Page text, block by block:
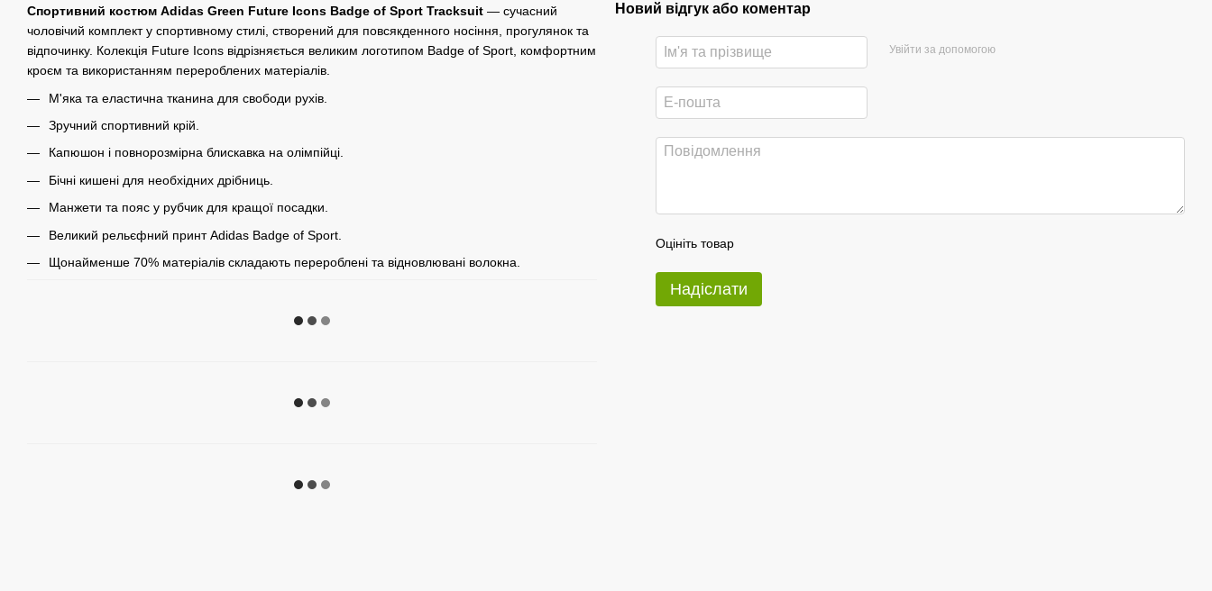
Спортивний костюм Adidas Green Future Icons Badge of Sport Tracksuit — сучасний
чоловічий комплект у спортивному стилі, створений для повсякденного носіння, прогулянок та
відпочинку. Колекція Future Icons відрізняється великим логотипом Badge of Sport, комфортним
кроєм та використанням перероблених матеріалів.
М'яка та еластична тканина для свободи рухів.
Зручний спортивний крій.
Капюшон і повнорозмірна блискавка на олімпійці.
Бічні кишені для необхідних дрібниць.
Манжети та пояс у рубчик для кращої посадки.
Великий рельєфний принт Adidas Badge of Sport.
Щонайменше 70% матеріалів складають перероблені та відновлювані волокна.
Новий відгук або коментар
Увійти за допомогою
Оцініть товар
Надіслати